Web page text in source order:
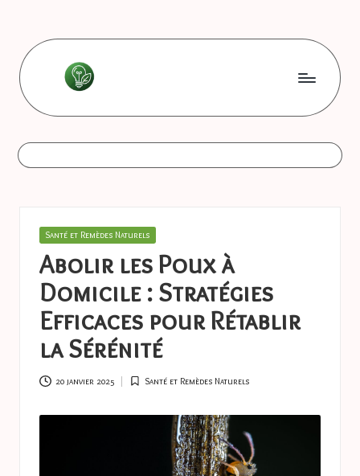
content
L
e
s
o
n
n
e
s
a
s
t
astuces
Posted
Santé et Remèdes Naturels
Abolir les Poux à
Domicile : Stratégies
Efficaces pour Rétablir
la Sérénité
20 janvier 2025
Posted
Santé et Remèdes Naturels